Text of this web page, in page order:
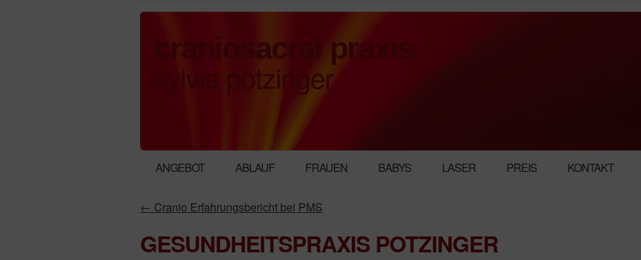
craniosacral praxis
sylvia potzinger
ANGEBOT ABLAUF FRAUEN BABYS LASER PREIS KONTAKT
← Cranio Erfahrungsbericht bei PMS
GESUNDHEITSPRAXIS POTZINGER